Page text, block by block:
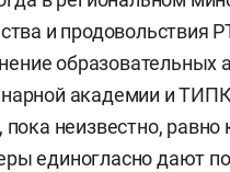
и продовольствия
образовательных
академии и
неизвестно, равно
единогласно дают